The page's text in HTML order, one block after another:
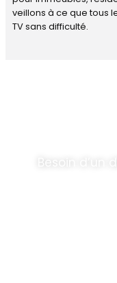
veillons à ce que tous
TV sans difficulté.
Besoin d’un